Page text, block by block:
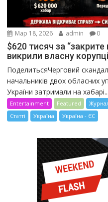
Мар 18, 2026 admin 0
$620 тисяч за
викрили власну
ПоделитьсяЧерговий
начальників двох обласних
України затримали на хабарі...
Entertainment Featured
Статті
Україна Україна - ЄС